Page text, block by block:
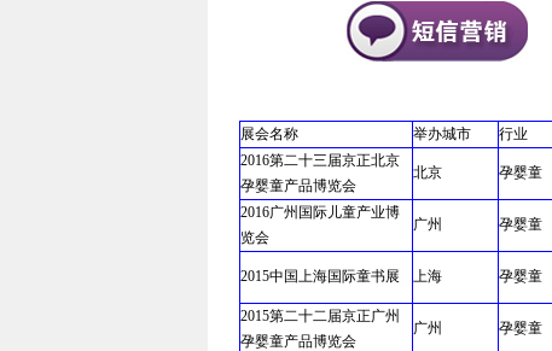
展会名称 举办城市 行业
2016第二十三届京正北京
孕婴童产品博览会
北京 孕婴童
2016广州国际儿童产业博
览会
广州 孕婴童
2015中国上海国际童书展 上海 孕婴童
2015第二十二届京正广州
孕婴童产品博览会
广州 孕婴童